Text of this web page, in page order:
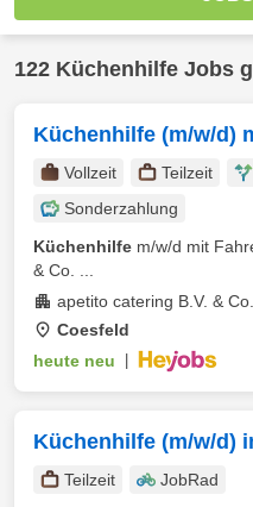
122 Küchenhilfe Jobs
Küchenhilfe (m/w/d)
Vollzeit Teilzeit
Sonderzahlung
Küchenhilfe m/w/d mit
& Co. ...
apetito catering B.V. &
Coesfeld
heute neu
Küchenhilfe (m/w/d)
Teilzeit
JobRad